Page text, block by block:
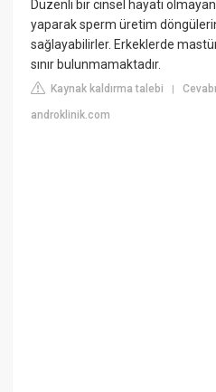
Düzenli bir cinsel hayatı
yaparak sperm üretim
sağlayabilirler. Erkeklerde
sınır bulunmamaktadır.
Kaynak kaldırma talebi |
androklinik.com